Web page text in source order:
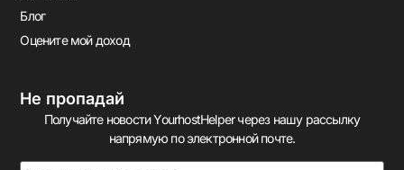
Блог
Оцените мой доход
Не пропадай
Получайте новости YourhostHelper через нашу рассылку
напрямую по электронной почте.